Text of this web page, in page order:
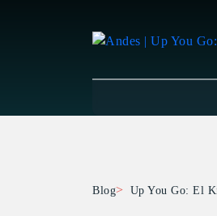
Blog Up You Go: El